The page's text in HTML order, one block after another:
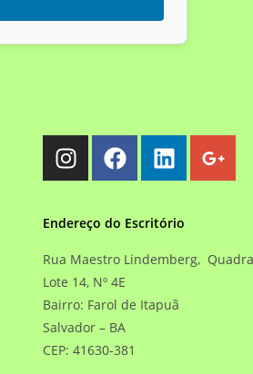
Endereço do Escritório
Rua Maestro Lindemberg,
Lote 14, Nº 4E
Bairro: Farol de Itapuã
Salvador – BA
CEP: 41630-381